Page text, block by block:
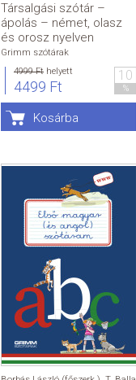
Társalgási szótár –
ápolás – német, olasz
és orosz nyelven
Grimm szótárak
4999 Ft helyett
4499 Ft
10
%
Kosárba